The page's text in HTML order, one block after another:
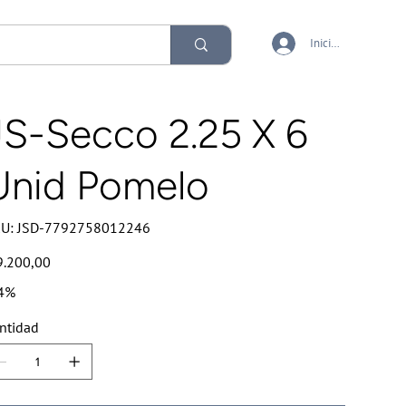
Iniciar sesión
Secco 2.25 X 6
Pomelo
SKU
JSD-
JSD-7792758012246